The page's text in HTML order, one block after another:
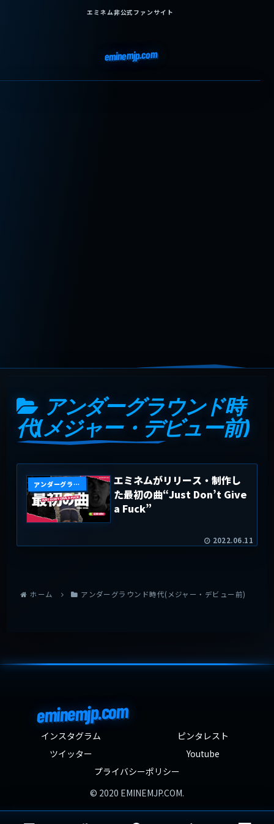
エミネム非公式ファンサイト
eminemjp.com
アンダーグラウンド時
代(メジャー・デビュー前)
アンダーグラウンド時代(メジャー・デビュー前)
エミネムがリリース・制作し
た最初の曲“Just Don’t Give
a Fuck”
2022.06.11
ホーム アンダーグラウンド時代(メジャー・デビュー前)
eminemjp.com
インスタグラム
ピンタレスト
ツイッター
Youtube
プライバシーポリシー
© 2020 EMINEMJP.COM.